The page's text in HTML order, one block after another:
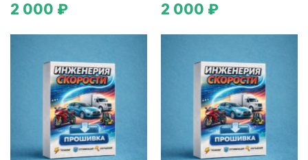
2 000 ₽ 2 000 ₽